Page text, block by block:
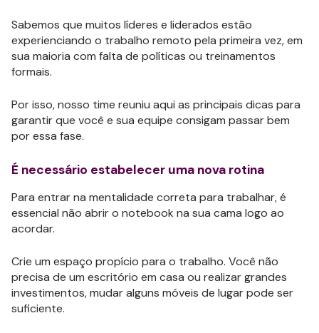
Sabemos que muitos líderes e liderados estão
experienciando o trabalho remoto pela primeira vez, em
sua maioria com falta de políticas ou treinamentos
formais.
Por isso, nosso time reuniu aqui as principais dicas para
garantir que você e sua equipe consigam passar bem
por essa fase.
É necessário estabelecer uma nova rotina
Para entrar na mentalidade correta para trabalhar, é
essencial não abrir o notebook na sua cama logo ao
acordar.
Crie um espaço propício para o trabalho. Você não
precisa de um escritório em casa ou realizar grandes
investimentos, mudar alguns móveis de lugar pode ser
suficiente.